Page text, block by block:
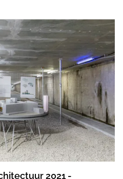
2021 -